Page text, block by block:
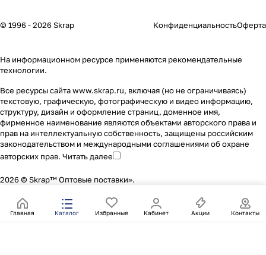
© 1996 - 2026 Skrap КонфиденциальностьОферта
На информационном ресурсе применяются рекомендательные
технологии.
Все ресурсы сайта www.skrap.ru, включая (но не ограничиваясь)
текстовую, графическую, фотографическую и видео информацию,
структуру, дизайн и оформление страниц, доменное имя,
фирменное наименование являются объектами авторского права и
прав на интеллектуальную собственность, защищены российским
законодательством и международными соглашениями об охране
авторских прав. Читать далее
2026 © Skrap™ Оптовые поставки».
Главная Каталог Избранные Кабинет Акции Контакты